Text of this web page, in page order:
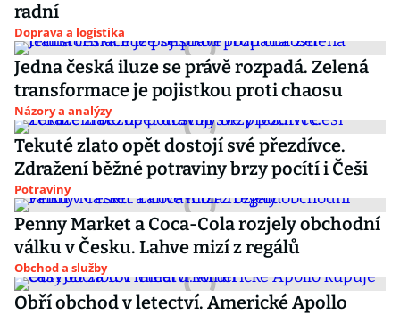
radní
Doprava a logistika
Jedna česká iluze se právě rozpadá. Zelená
transformace je pojistkou proti chaosu
Názory a analýzy
Tekuté zlato opět dostojí své přezdívce.
Zdražení běžné potraviny brzy pocítí i Češi
Potraviny
Penny Market a Coca-Cola rozjely obchodní
válku v Česku. Lahve mizí z regálů
Obchod a služby
Obří obchod v letectví. Americké Apollo